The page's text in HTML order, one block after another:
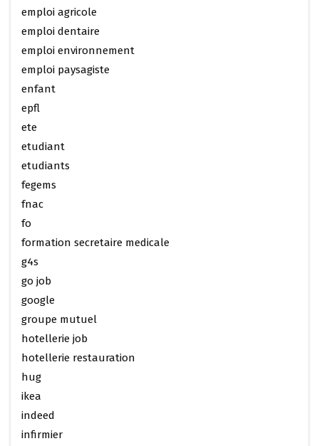
emploi agricole
emploi dentaire
emploi environnement
emploi paysagiste
enfant
epfl
ete
etudiant
etudiants
fegems
fnac
fo
formation secretaire medicale
g4s
go job
google
groupe mutuel
hotellerie job
hotellerie restauration
hug
ikea
indeed
infirmier